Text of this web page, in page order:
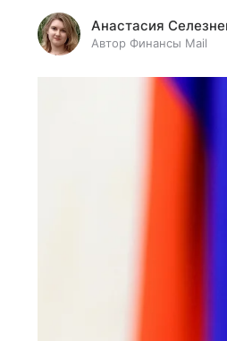
Анастасия
Автор Финансы Mail